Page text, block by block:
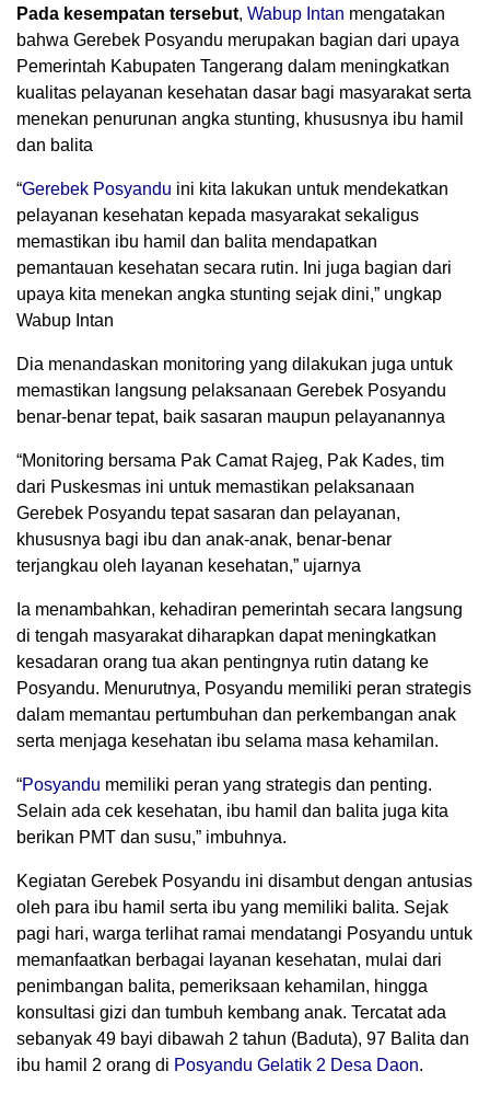
Pada kesempatan tersebut, Wabup Intan mengatakan
bahwa Gerebek Posyandu merupakan bagian dari upaya
Pemerintah Kabupaten Tangerang dalam meningkatkan
kualitas pelayanan kesehatan dasar bagi masyarakat serta
menekan penurunan angka stunting, khususnya ibu hamil
dan balita
“Gerebek Posyandu ini kita lakukan untuk mendekatkan
pelayanan kesehatan kepada masyarakat sekaligus
memastikan ibu hamil dan balita mendapatkan
pemantauan kesehatan secara rutin. Ini juga bagian dari
upaya kita menekan angka stunting sejak dini,” ungkap
Wabup Intan
Dia menandaskan monitoring yang dilakukan juga untuk
memastikan langsung pelaksanaan Gerebek Posyandu
benar-benar tepat, baik sasaran maupun pelayanannya
“Monitoring bersama Pak Camat Rajeg, Pak Kades, tim
dari Puskesmas ini untuk memastikan pelaksanaan
Gerebek Posyandu tepat sasaran dan pelayanan,
khususnya bagi ibu dan anak-anak, benar-benar
terjangkau oleh layanan kesehatan,” ujarnya
Ia menambahkan, kehadiran pemerintah secara langsung
di tengah masyarakat diharapkan dapat meningkatkan
kesadaran orang tua akan pentingnya rutin datang ke
Posyandu. Menurutnya, Posyandu memiliki peran strategis
dalam memantau pertumbuhan dan perkembangan anak
serta menjaga kesehatan ibu selama masa kehamilan.
“Posyandu memiliki peran yang strategis dan penting.
Selain ada cek kesehatan, ibu hamil dan balita juga kita
berikan PMT dan susu,” imbuhnya.
Kegiatan Gerebek Posyandu ini disambut dengan antusias
oleh para ibu hamil serta ibu yang memiliki balita. Sejak
pagi hari, warga terlihat ramai mendatangi Posyandu untuk
memanfaatkan berbagai layanan kesehatan, mulai dari
penimbangan balita, pemeriksaan kehamilan, hingga
konsultasi gizi dan tumbuh kembang anak. Tercatat ada
sebanyak 49 bayi dibawah 2 tahun (Baduta), 97 Balita dan
ibu hamil 2 orang di Posyandu Gelatik 2 Desa Daon.